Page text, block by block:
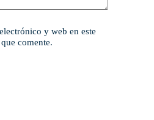
y web en este
comente.